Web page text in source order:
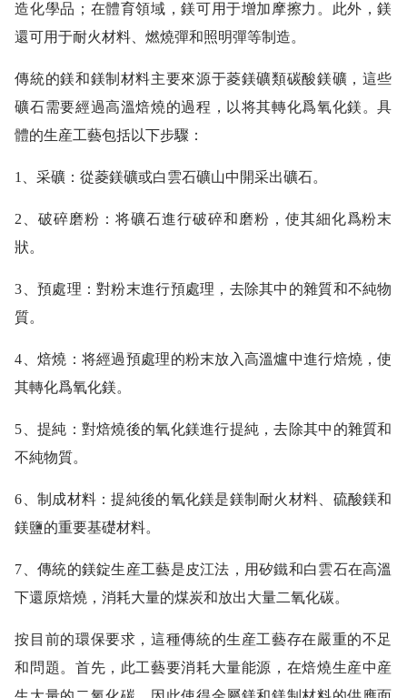
造化學品；在體育領域，鎂可用于增加摩擦力。此外，鎂
還可用于耐火材料、燃燒彈和照明彈等制造。
傳統的鎂和鎂制材料主要來源于菱鎂礦類碳酸鎂礦，這些
礦石需要經過高溫焙燒的過程，以将其轉化爲氧化鎂。具
體的生産工藝包括以下步驟：
1、采礦：從菱鎂礦或白雲石礦山中開采出礦石。
2、破碎磨粉：将礦石進行破碎和磨粉，使其細化爲粉末
狀。
3、預處理：對粉末進行預處理，去除其中的雜質和不純物
質。
4、焙燒：将經過預處理的粉末放入高溫爐中進行焙燒，使
其轉化爲氧化鎂。
5、提純：對焙燒後的氧化鎂進行提純，去除其中的雜質和
不純物質。
6、制成材料：提純後的氧化鎂是鎂制耐火材料、硫酸鎂和
鎂鹽的重要基礎材料。
7、傳統的鎂錠生産工藝是皮江法，用矽鐵和白雲石在高溫
下還原焙燒，消耗大量的煤炭和放出大量二氧化碳。
按目前的環保要求，這種傳統的生産工藝存在嚴重的不足
和問題。首先，此工藝要消耗大量能源，在焙燒生産中産